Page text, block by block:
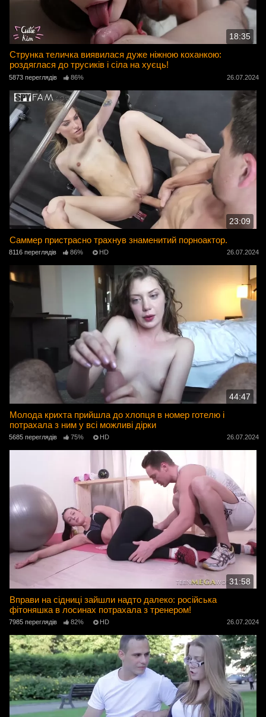
18:35
Струнка теличка виявилася дуже ніжною коханкою:
роздяглася до трусиків і сіла на хуєць!
5873 переглядів 86% 26.07.2024
23:09
Саммер пристрасно трахнув знаменитий порноактор.
8116 переглядів 86% HD 26.07.2024
44:47
Молода крихта прийшла до хлопця в номер готелю і
потрахала з ним у всі можливі дірки
5685 переглядів 75% HD 26.07.2024
31:58
Вправи на сідниці зайшли надто далеко: російська
фітоняшка в лосинах потрахала з тренером!
7985 переглядів 82% HD 26.07.2024